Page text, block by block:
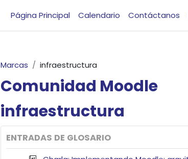
Página Principal
Calendario Contáctanos
Marcas infraestructura
Comunidad Moodle
infraestructura
ENTRADAS DE GLOSARIO